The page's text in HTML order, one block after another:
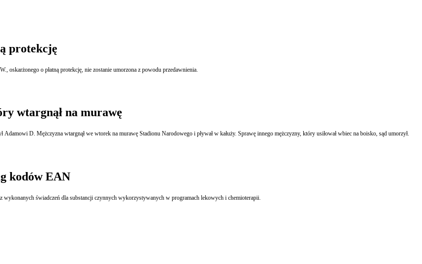
protekcję
oskarżonego o płatną protekcję, nie zostanie umorzona z powodu przedawnienia.
wtargnął na murawę
D. Mężczyzna wtargnął we wtorek na murawę Stadionu Narodowego i pływał w kałuży. Sprawę innego mężczyzny, który usiłował wbiec na boisko, sąd umorzył.
kodów EAN
świadczeń dla substancji czynnych wykorzystywanych w programach lekowych i chemioterapii.